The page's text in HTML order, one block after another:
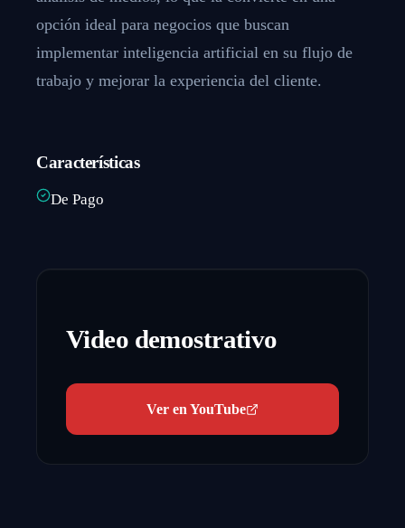
opción ideal para negocios que buscan
implementar inteligencia artificial en su flujo de
trabajo y mejorar la experiencia del cliente.
Características
De Pago
Video demostrativo
Ver en YouTube